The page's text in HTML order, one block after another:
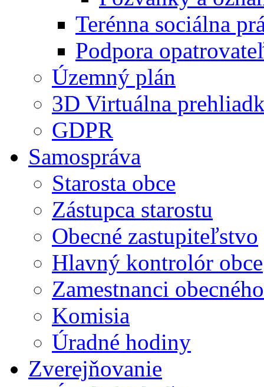
Terénna sociálna
Podpora
Územný plán
3D Virtuálna
GDPR
Samospráva
Starosta obce
Zástupca starostu
Obecné zastupiteľstvo
Hlavný kontrolór obce
Zamestnanci
Komisia
Úradné hodiny
Zverejňovanie